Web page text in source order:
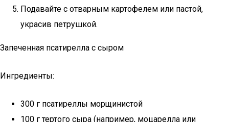
Подавайте с отварным картофелем или пастой,
украсив петрушкой.
Запеченная псатирелла с сыром
Ингредиенты:
300 г псатиреллы морщинистой
100 г тертого сыра (например, моцарелла или